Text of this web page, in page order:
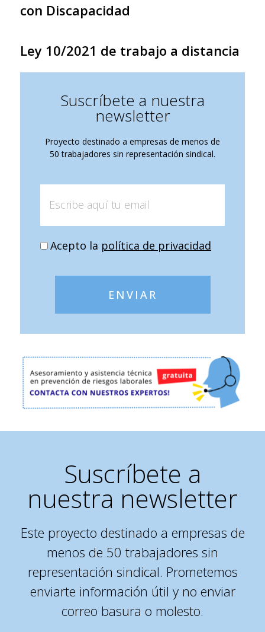
con Discapacidad
Ley 10/2021 de trabajo a distancia
Suscríbete a nuestra
newsletter
Proyecto destinado a empresas de menos de
50 trabajadores sin representación sindical.
Acepto la política de privacidad
ENVIAR
Suscríbete a
nuestra newsletter
Este proyecto destinado a empresas de
menos de 50 trabajadores sin
representación sindical. Prometemos
enviarte información útil y no enviar
correo basura o molesto.